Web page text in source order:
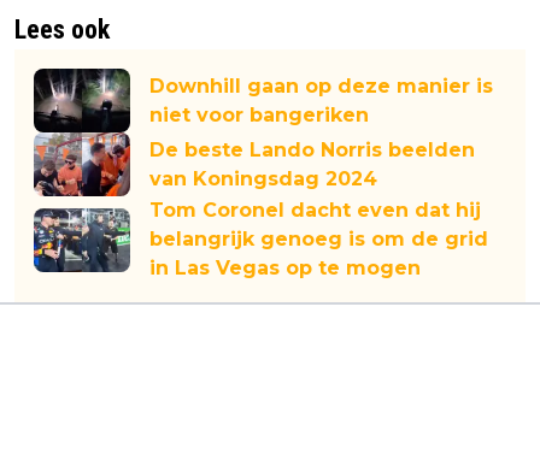
Lees ook
Downhill gaan op deze manier is
niet voor bangeriken
De beste Lando Norris beelden
van Koningsdag 2024
Tom Coronel dacht even dat hij
belangrijk genoeg is om de grid
in Las Vegas op te mogen